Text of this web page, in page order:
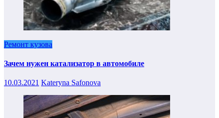
Ремонт кузова
Зачем нужен катализатор в автомобиле
10.03.2021 Kateryna Safonova